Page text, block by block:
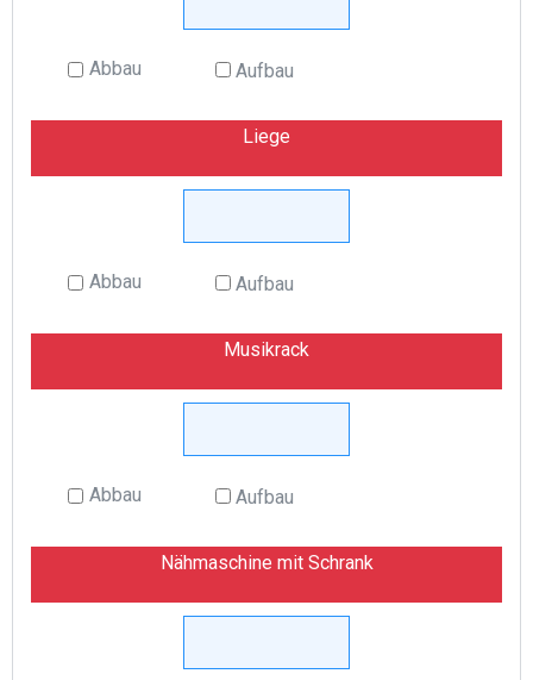
Abbau Aufbau
Liege
Abbau Aufbau
Musikrack
Abbau Aufbau
Nähmaschine mit Schrank